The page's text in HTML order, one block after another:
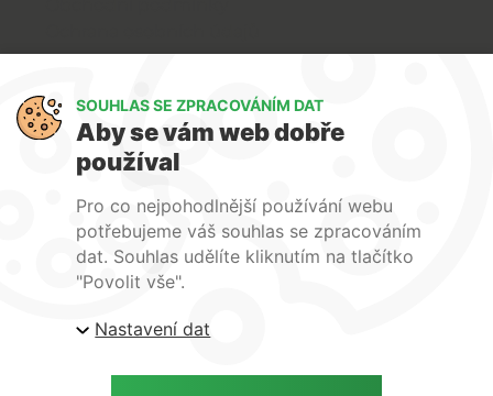
O nás
Kontakty
| ARTlighting.cz, Komenského 427 Újezd u Brna, 664
SOUHLAS SE ZPRACOVÁNÍM DAT
Aby se vám web dobře
používal
Pro co nejpohodlnější používání webu
potřebujeme váš souhlas se zpracováním
dat. Souhlas udělíte kliknutím na tlačítko
"Povolit vše".
Nastavení dat